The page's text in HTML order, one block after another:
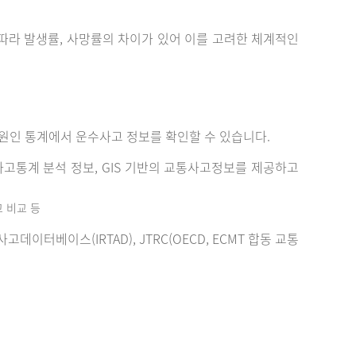
발생률, 사망률의 차이가 있어 이를 고려한 체계적인
통계에서 운수사고 정보를 확인할 수 있습니다.
통계 분석 정보, GIS 기반의 교통사고정보를 제공하고
비교 등
데이터베이스(IRTAD), JTRC(OECD, ECMT 합동 교통